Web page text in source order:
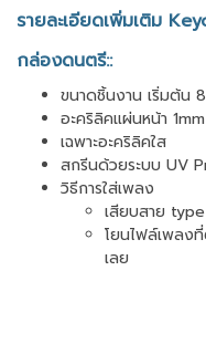
รายละเอียดเพิ่มเติม
กล่องดนตรี::
ขนาดชิ้นงาน เริ่มต้น
อะคริลิคแผ่นหน้า
เฉพาะอะคริลิคใส
สกรีนด้วยระบบ UV
วิธีการใส่เพลง
เสียบสาย
โยนไฟล์เพลง
เลย